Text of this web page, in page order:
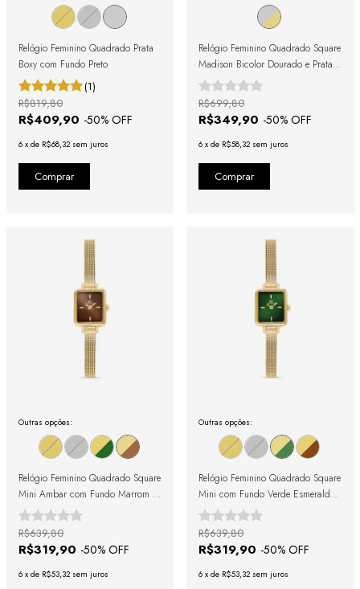
Relógio Feminino Quadrado Prata
Boxy com Fundo Preto
(1)
R$409,90 -50% OFF
R$819,80
6 x de R$68,32 sem juros
Relógio Feminino Quadrado Square
Madison Bicolor Dourado e Prata
com Cristais Cravejados
R$349,90 -50% OFF
R$699,80
6 x de R$58,32 sem juros
Outras opções:
Relógio Feminino Quadrado Square
Mini Ambar com Fundo Marrom e
Pulseira Dourada
R$319,90 -50% OFF
R$639,80
6 x de R$53,32 sem juros
Outras opções:
Relógio Feminino Quadrado Square
Mini com Fundo Verde Esmeralda
e Pulseira Dourada
R$319,90 -50% OFF
R$639,80
6 x de R$53,32 sem juros